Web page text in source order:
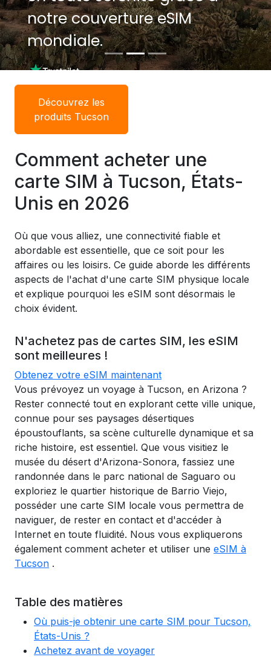
notre couverture eSIM
mondiale.
Découvrez les
produits Tucson
Comment acheter une
carte SIM à Tucson, États-
Unis en 2026
Où que vous alliez, une connectivité fiable et
abordable est essentielle, que ce soit pour les
affaires ou les loisirs. Ce guide aborde les différents
aspects de l'achat d'une carte SIM physique locale
et explique pourquoi les eSIM sont désormais le
choix évident.
N'achetez pas de cartes SIM, les eSIM
sont meilleures !
Obtenez votre eSIM maintenant
Vous prévoyez un voyage à Tucson, en Arizona ?
Rester connecté tout en explorant cette ville unique,
connue pour ses paysages désertiques
époustouflants, sa scène culturelle dynamique et sa
riche histoire, est essentiel. Que vous visitiez le
musée du désert d'Arizona-Sonora, fassiez une
randonnée dans le parc national de Saguaro ou
exploriez le quartier historique de Barrio Viejo,
posséder une carte SIM locale vous permettra de
naviguer, de rester en contact et d'accéder à
Internet en toute fluidité. Nous vous expliquerons
également comment acheter et utiliser une eSIM à
Tucson .
Table des matières
Où puis-je obtenir une carte SIM pour Tucson,
États-Unis ?
Achetez avant de voyager